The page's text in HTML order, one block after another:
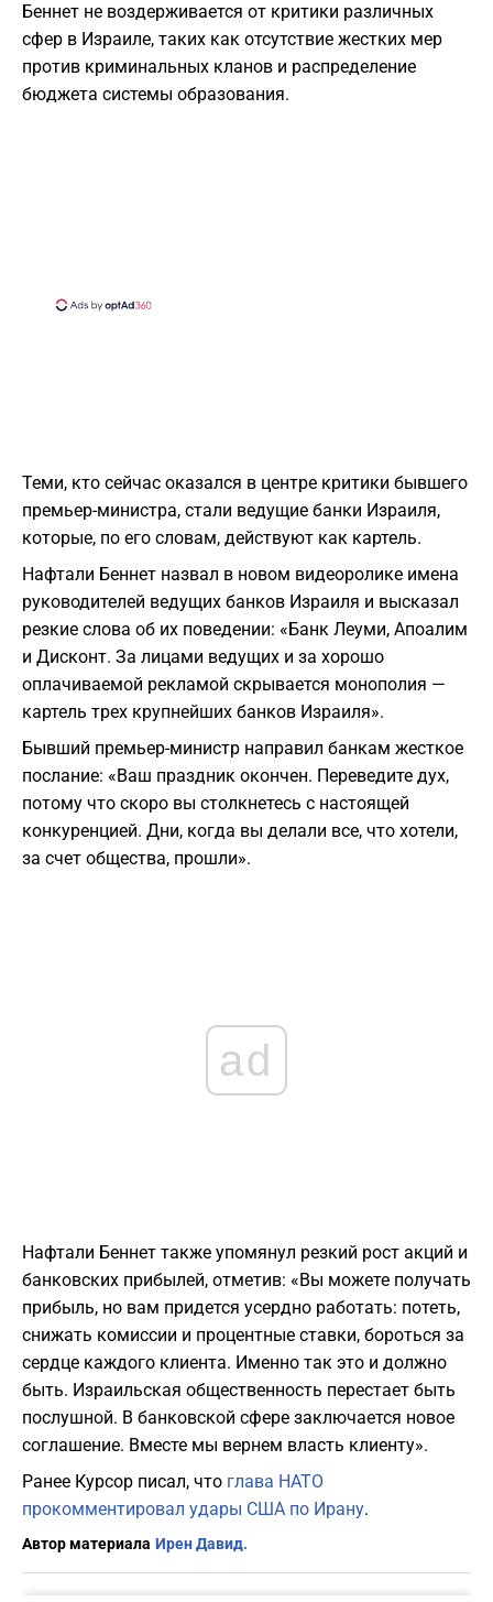
Беннет не воздерживается от критики различных
сфер в Израиле, таких как отсутствие жестких мер
против криминальных кланов и распределение
бюджета системы образования.
Теми, кто сейчас оказался в центре критики бывшего
премьер-министра, стали ведущие банки Израиля,
которые, по его словам, действуют как картель.
Нафтали Беннет назвал в новом видеоролике имена
руководителей ведущих банков Израиля и высказал
резкие слова об их поведении: «Банк Леуми, Апоалим
и Дисконт. За лицами ведущих и за хорошо
оплачиваемой рекламой скрывается монополия —
картель трех крупнейших банков Израиля».
Бывший премьер-министр направил банкам жесткое
послание: «Ваш праздник окончен. Переведите дух,
потому что скоро вы столкнетесь с настоящей
конкуренцией. Дни, когда вы делали все, что хотели,
за счет общества, прошли».
ad
Нафтали Беннет также упомянул резкий рост акций и
банковских прибылей, отметив: «Вы можете получать
прибыль, но вам придется усердно работать: потеть,
снижать комиссии и процентные ставки, бороться за
сердце каждого клиента. Именно так это и должно
быть. Израильская общественность перестает быть
послушной. В банковской сфере заключается новое
соглашение. Вместе мы вернем власть клиенту».
Ранее Курсор писал, что глава НАТО
прокомментировал удары США по Ирану.
Автор материала Ирен Давид.